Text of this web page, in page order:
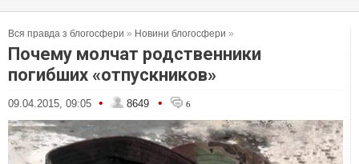
Вся правда з блогосфери » Новини блогосфери »
Почему молчат родственники
погибших «отпускников»
09.04.2015, 09:05 • 8649 • 6